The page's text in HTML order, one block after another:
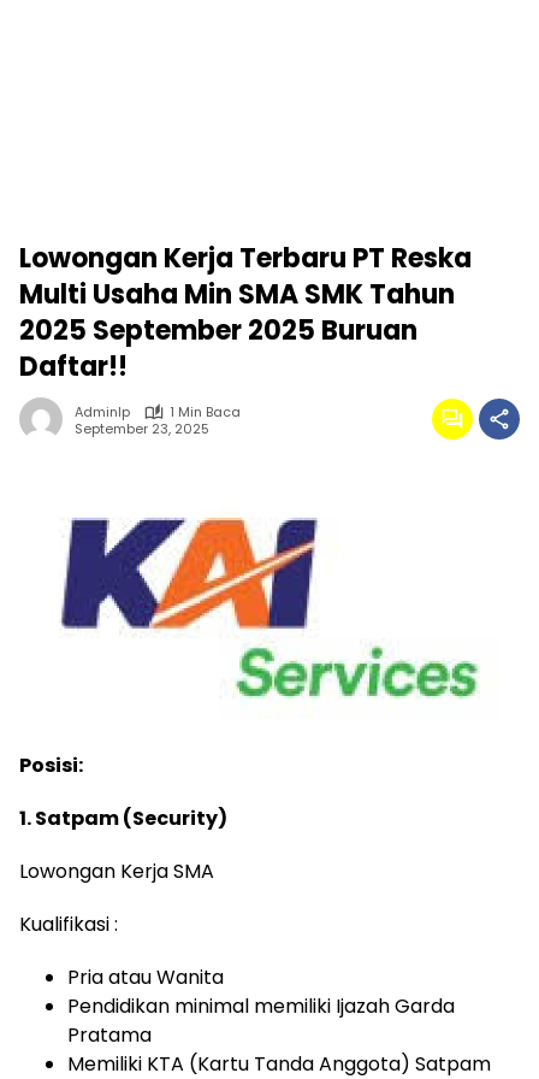
Lowongan Kerja Terbaru PT Reska
Multi Usaha Min SMA SMK Tahun
2025 September 2025 Buruan
Daftar!!
Adminlp
1 Min Baca
September 23, 2025
Posisi:
1. Satpam (Security)
Lowongan Kerja SMA
Kualifikasi :
Pria atau Wanita
Pendidikan minimal memiliki Ijazah Garda
Pratama
Memiliki KTA (Kartu Tanda Anggota) Satpam